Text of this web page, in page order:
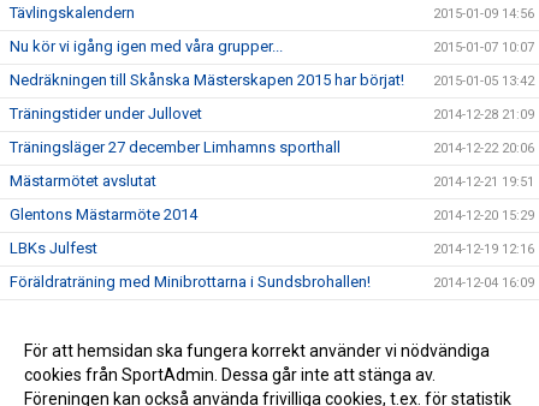
Tävlingskalendern 2015-01-09 14:56
Nu kör vi igång igen med våra grupper... 2015-01-07 10:07
Nedräkningen till Skånska Mästerskapen 2015 har börjat! 2015-01-05 13:42
Träningstider under Jullovet 2014-12-28 21:09
Träningsläger 27 december Limhamns sporthall 2014-12-22 20:06
Mästarmötet avslutat 2014-12-21 19:51
Glentons Mästarmöte 2014 2014-12-20 15:29
LBKs Julfest 2014-12-19 12:16
Föräldraträning med Minibrottarna i Sundsbrohallen! 2014-12-04 16:09
Loggan sitter på plats i träningshallen 2014-11-04 10:35
Hopp & lek har startat i Sundsbrohallen, Bunkeflo 2014-08-25 14:02
För att hemsidan ska fungera korrekt använder vi nödvändiga
cookies från SportAdmin. Dessa går inte att stänga av.
Föreningen kan också använda frivilliga cookies, t.ex. för statistik